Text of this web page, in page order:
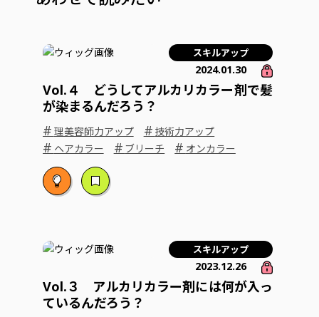
スキルアップ
2024.01.30
Vol.４ どうしてアルカリカラー剤で髪
が染まるんだろう？
# 理美容師力アップ # 技術力アップ
# ヘアカラー # ブリーチ # オンカラー
スキルアップ
2023.12.26
Vol.３ アルカリカラー剤には何が入っ
ているんだろう？